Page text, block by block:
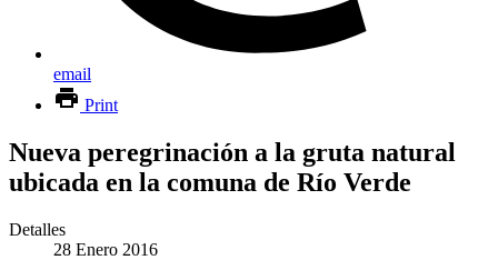
email
Print
Nueva peregrinación a la gruta natural
ubicada en la comuna de Río Verde
Detalles
28 Enero 2016